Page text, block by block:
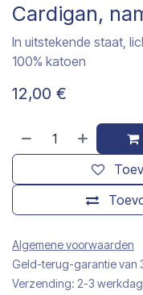
Cardigan,
In uitstekende staat,
100% katoen
12,00 €
Algemene voorwaarden
Geld-terug-garantie van
Verzending: 2-3